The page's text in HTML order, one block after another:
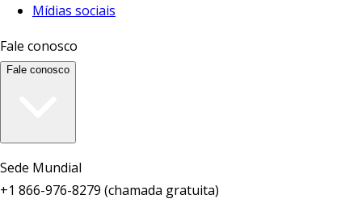
Mídias sociais
Fale conosco
Fale conosco
Sede Mundial
+1 866-976-8279 (chamada gratuita)